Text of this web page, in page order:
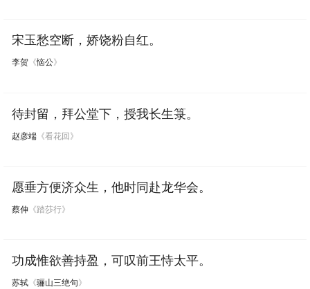
宋玉愁空断，娇饶粉自红。
李贺《恼公》
待封留，拜公堂下，授我长生箓。
赵彦端《看花回》
愿垂方便济众生，他时同赴龙华会。
蔡伸《踏莎行》
功成惟欲善持盈，可叹前王恃太平。
苏轼《骊山三绝句》